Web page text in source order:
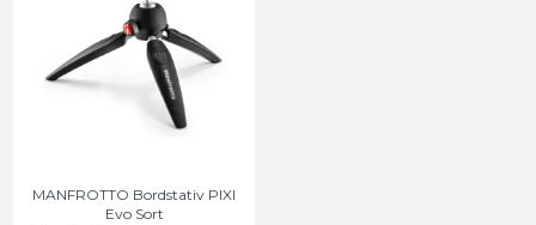
MANFROTTO Bordstativ PIXI
Evo Sort